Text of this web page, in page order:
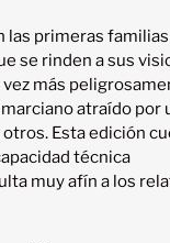
las primeras
se rinden a sus
más
atraído por
Esta edición
técnica
muy afín a los